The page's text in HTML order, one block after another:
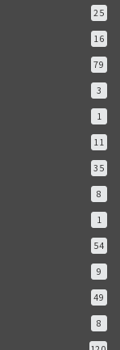
25
16
79
3
1
11
35
8
1
54
9
49
8